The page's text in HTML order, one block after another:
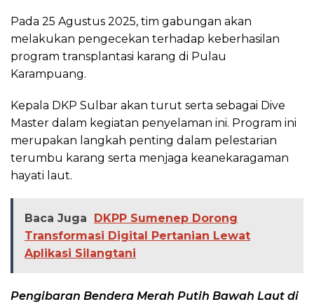
Pada 25 Agustus 2025, tim gabungan akan
melakukan pengecekan terhadap keberhasilan
program transplantasi karang di Pulau
Karampuang.
Kepala DKP Sulbar akan turut serta sebagai Dive
Master dalam kegiatan penyelaman ini. Program ini
merupakan langkah penting dalam pelestarian
terumbu karang serta menjaga keanekaragaman
hayati laut.
Baca Juga
DKPP Sumenep Dorong
Transformasi Digital Pertanian Lewat
Aplikasi Silangtani
Pengibaran Bendera Merah Putih Bawah Laut di